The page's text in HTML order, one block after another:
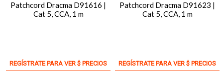
Patchcord Dracma D91616 |
Cat 5, CCA, 1 m
REGÍSTRATE PARA VER $ PRECIOS
Patchcord Dracma D91623 |
Cat 5, CCA, 1 m
REGÍSTRATE PARA VER $ PRECIOS